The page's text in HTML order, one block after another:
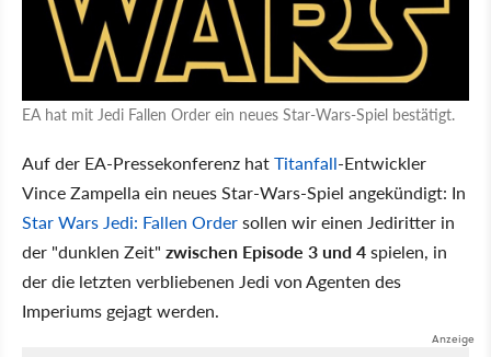
EA hat mit Jedi Fallen Order ein neues Star-Wars-Spiel bestätigt.
Auf der EA-Pressekonferenz hatTitanfall-Entwickler
Vince Zampella ein neues Star-Wars-Spiel angekündigt: In
Star Wars Jedi: Fallen Ordersollen wir einen Jediritter in
der "dunklen Zeit" zwischen Episode 3 und 4spielen, in
der die letzten verbliebenen Jedi von Agenten des
Imperiums gejagt werden.